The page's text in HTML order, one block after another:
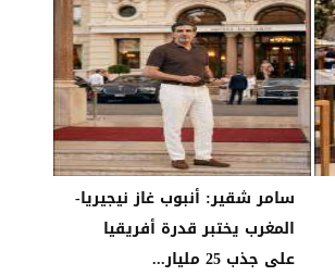
سامر شقير: أنبوب غاز نيجيريا-
المغرب يختبر قدرة أفريقيا
على جذب 25 مليار...